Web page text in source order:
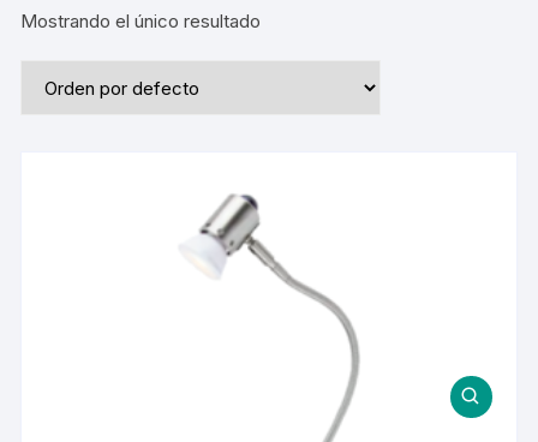
Mostrando el único resultado